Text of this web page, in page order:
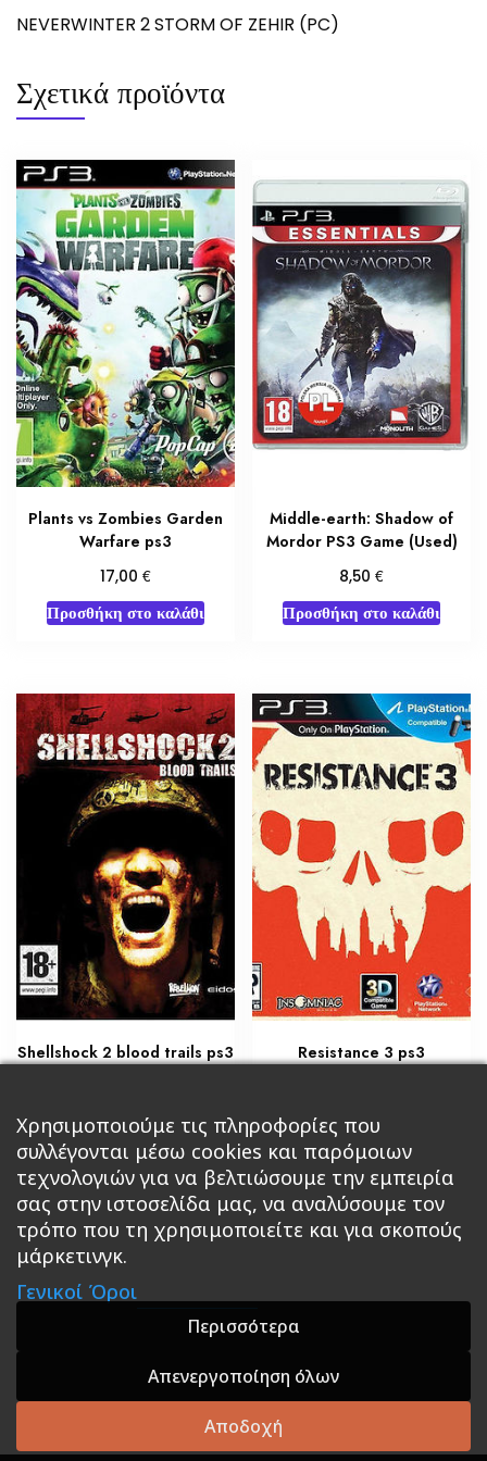
NEVERWINTER 2 STORM OF ZEHIR (PC)
Σχετικά προϊόντα
Plants vs Zombies Garden
Warfare ps3
17,00 €
Προσθήκη στο καλάθι
Middle-earth: Shadow of
Mordor PS3 Game (Used)
8,50€
Προσθήκη στο καλάθι
Shellshock 2 blood trails ps3
Προσθήκη στο καλάθι
Resistance 3 ps3
Διαβάστε περισσότερα
Κεντρική Βιβλία
Roleplaying Games Ψυχαγωγία Εκδόσεις Βάρδος
Σε Προσφορά
A theme by GradientThemes - A theme by Gradient
Themes
Χρησιμοποιούμε τις πληροφορίες που
συλλέγονται μέσω cookies και παρόμοιων
τεχνολογιών για να βελτιώσουμε την εμπειρία
σας στην ιστοσελίδα μας, να αναλύσουμε τον
τρόπο που τη χρησιμοποιείτε και για σκοπούς
μάρκετινγκ.
Γενικοί Όροι
Περισσότερα
Απενεργοποίηση όλων
Αποδοχή